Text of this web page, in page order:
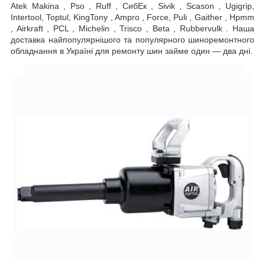
Atek Makina , Pso , Ruff , СибЕк , Sivik , Scason , Ugigrip,
Intertool, Toptul, KingTony , Ampro , Force, Puli , Gaither , Hpmm
, Airkraft , PCL , Michelin , Trisco , Beta , Rubbervulk . Наша
доставка найпопулярнішого та популярного шиноремонтного
обладнання в Україні для ремонту шин займе один — два дні.